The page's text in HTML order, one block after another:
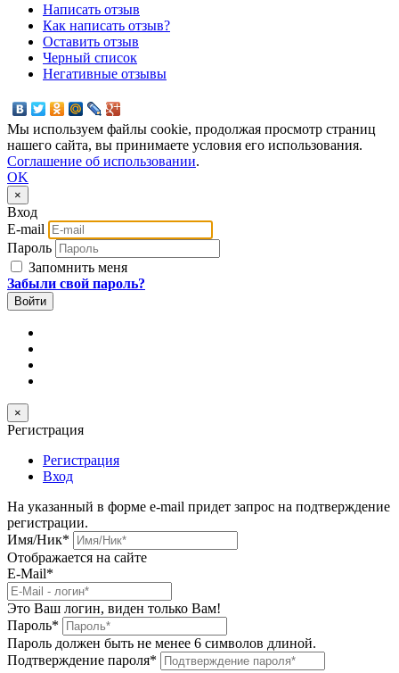
Написать отзыв
Как написать отзыв?
Оставить отзыв
Черный список
Негативные отзывы
Мы используем файлы cookie, продолжая просмотр страниц
нашего сайта, вы принимаете условия его использования.
Соглашение об использовании.
OK
×
Вход
E-mail
Пароль
Запомнить меня
Забыли свой пароль?
×
Регистрация
Регистрация
Вход
На указанный в форме e-mail придет запрос на подтверждение
регистрации.
Имя/Ник*
Отображается на сайте
E-Mail*
Это Ваш логин, виден только Вам!
Пароль*
Пароль должен быть не менее 6 символов длиной.
Подтверждение пароля*